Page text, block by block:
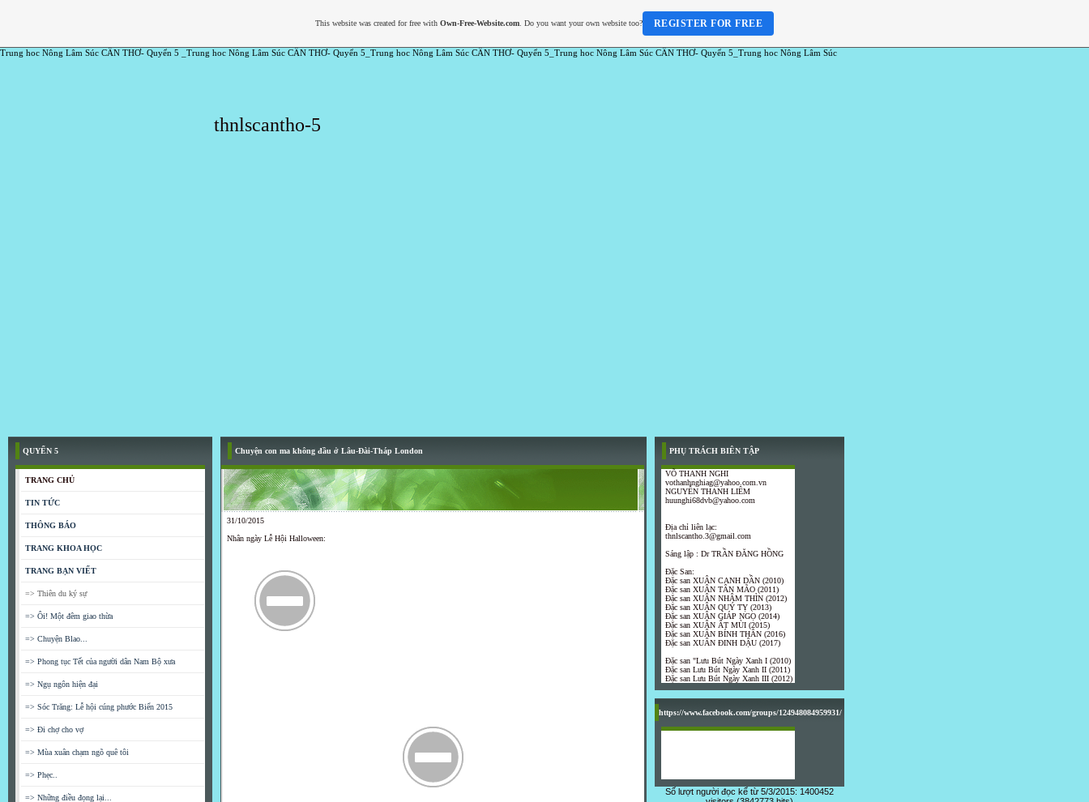
Trung hoc Nông Lâm Súc CẦN THƠ- Quyển 5 _Trung hoc Nông Lâm Súc CẦN THƠ- Quyển 5_Trung hoc Nông Lâm Súc CẦN THƠ- Quyển 5_Trung hoc Nông Lâm Súc CẦN THƠ- Quyển 5_Trung hoc Nông Lâm Súc
thnlscantho-5
QUYỂN 5
TRANG CHỦ
TIN TỨC
THÔNG BÁO
TRANG KHOA HỌC
TRANG BẠN VIẾT
=> Thiên du ký sự
=> Ôi! Một đêm giao thừa
=> Chuyện Blao...
=> Phong tục Tết của người dân Nam Bộ xưa
=> Ngụ ngôn hiện đại
=> Sóc Trăng: Lễ hội cúng phước Biển 2015
=> Đi chợ cho vợ
=> Mùa xuân chạm ngõ quê tôi
=> Phẹc..
=> Những điều đọng lại...
Chuyện con ma không đầu ở Lâu-Đài-Tháp London
31/10/2015
Nhân ngày Lễ Hội Halloween:
PHỤ TRÁCH BIÊN TẬP
VÕ THANH NGHI
vothanhnghiag@yahoo.com.vn
NGUYỄN THANH LIÊM
huunghi68dvb@yahoo.com
Địa chỉ liên lạc:
thnlscantho.3@gmail.com
Sáng lập : Dr TRẦN ĐĂNG HỒNG
Đặc San:
Đặc san XUÂN CANH DẦN (2010)
Đặc san XUÂN TÂN MÃO (2011)
Đặc san XUÂN NHÂM THÌN (2012)
Đặc san XUÂN QUÝ TỴ (2013)
Đặc san XUÂN GIÁP NGỌ (2014)
Đặc san XUÂN ẤT MÙI (2015)
Đặc san XUÂN BÍNH THÂN (2016)
Đặc san XUÂN ĐINH DẬU (2017)
Đặc san "Lưu Bút Ngày Xanh I (2010)
Đặc san Lưu Bút Ngày Xanh II (2011)
Đặc san Lưu Bút Ngày Xanh III (2012)
https://www.facebook.com/groups/124948084959931/
Số lượt người đọc kể từ 5/3/2015: 1400452
This website was created for free with Own-Free-Website.com. Do you want your own website too? REGISTER FOR FREE